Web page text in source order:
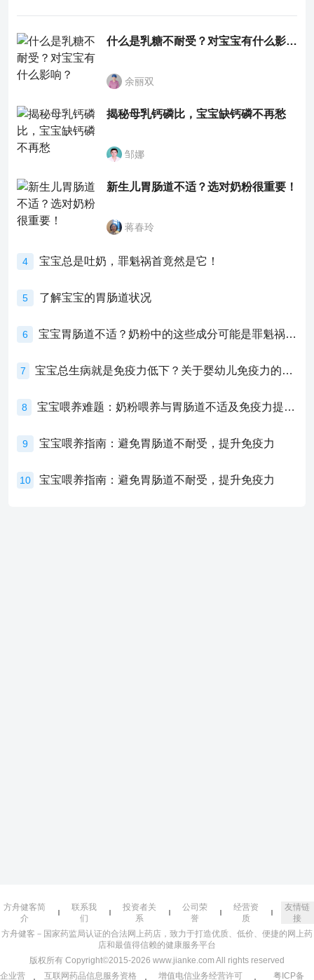
什么是乳糖不耐受？对宝宝有什么影响？
余丽双
揭秘母乳钙磷比，宝宝缺钙磷不再愁
邹娜
新生儿胃肠道不适？选对奶粉很重要！
蒋春玲
4 宝宝总是吐奶，罪魁祸首竟然是它！
5 了解宝宝的胃肠道状况
6 宝宝胃肠道不适？奶粉中的这些成分可能是罪魁祸首！
7 宝宝总生病就是免疫力低下？关于婴幼儿免疫力的真相，家长必须了解！
8 宝宝喂养难题：奶粉喂养与胃肠道不适及免疫力提升的奥秘
9 宝宝喂养指南：避免胃肠道不耐受，提升免疫力
10 宝宝喂养指南：避免胃肠道不耐受，提升免疫力
方舟健客简
介
联系我
们
投资者关
系
公司荣
誉
经营资
质
友情链
接
方舟健客－国家药监局认证的合法网上药店，致力于打造优质、低价、便捷的网上药
店和最值得信赖的健康服务平台
版权所有 Copyright©2015-2026 www.jianke.com All rights reserved
企业营
互联网药品信息服务资格 增值电信业务经营许可 粤ICP备